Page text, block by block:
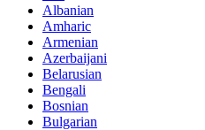
Albanian
Amharic
Armenian
Azerbaijani
Belarusian
Bengali
Bosnian
Bulgarian